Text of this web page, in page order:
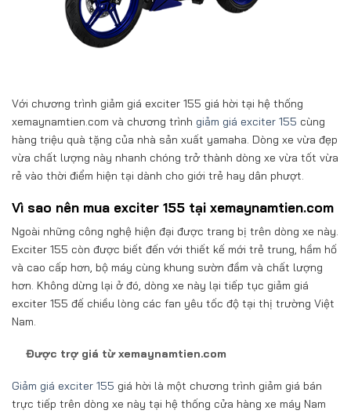
Với chương trình giảm giá exciter 155 giá hời tại hệ thống
xemaynamtien.com và chương trình giảm giá exciter 155 cùng
hàng triệu quà tặng của nhà sản xuất yamaha. Dòng xe vừa đẹp
vừa chất lượng này nhanh chóng trở thành dòng xe vừa tốt vừa
rẻ vào thời điểm hiện tại dành cho giới trẻ hay dân phượt.
Vì sao nên mua exciter 155 tại xemaynamtien.com
Ngoài những công nghệ hiện đại được trang bị trên dòng xe này.
Exciter 155 còn được biết đến với thiết kế mới trẻ trung, hầm hố
và cao cấp hơn, bộ máy cùng khung sườn đầm và chất lượng
hơn. Không dừng lại ở đó, dòng xe này lại tiếp tục giảm giá
exciter 155 đế chiều lòng các fan yêu tốc độ tại thị trường Việt
Nam.
Được trợ giá từ xemaynamtien.com
Giảm giá exciter 155 giá hời là một chương trình giảm giá bán
trực tiếp trên dòng xe này tại hệ thống cửa hàng xe máy Nam